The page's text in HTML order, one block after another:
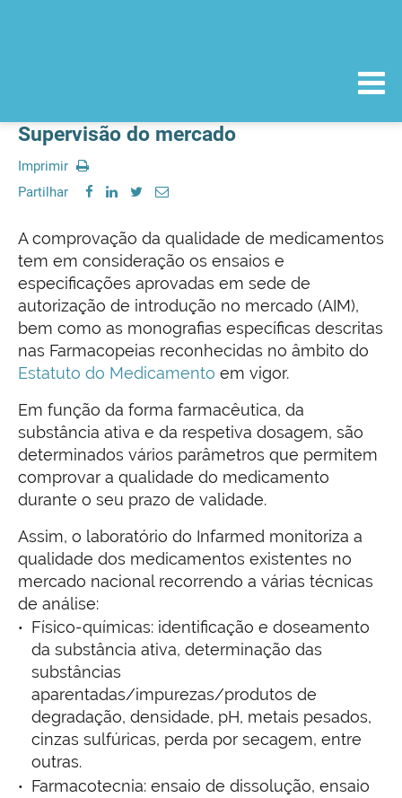
Supervisão do mercado
Imprimir
Partilhar
A comprovação da qualidade de medicamentos
tem em consideração os ensaios e
especificações aprovadas em sede de
autorização de introdução no mercado (AIM),
bem como as monografias específicas descritas
nas Farmacopeias reconhecidas no âmbito do
Estatuto do Medicamento em vigor.
Em função da forma farmacêutica, da
substância ativa e da respetiva dosagem, são
determinados vários parâmetros que permitem
comprovar a qualidade do medicamento
durante o seu prazo de validade.
Assim, o laboratório do Infarmed monitoriza a
qualidade dos medicamentos existentes no
mercado nacional recorrendo a várias técnicas
de análise:
Físico-químicas: identificação e doseamento
da substância ativa, determinação das
substâncias
aparentadas/impurezas/produtos de
degradação, densidade, pH, metais pesados,
cinzas sulfúricas, perda por secagem, entre
outras.
Farmacotecnia: ensaio de dissolução, ensaio